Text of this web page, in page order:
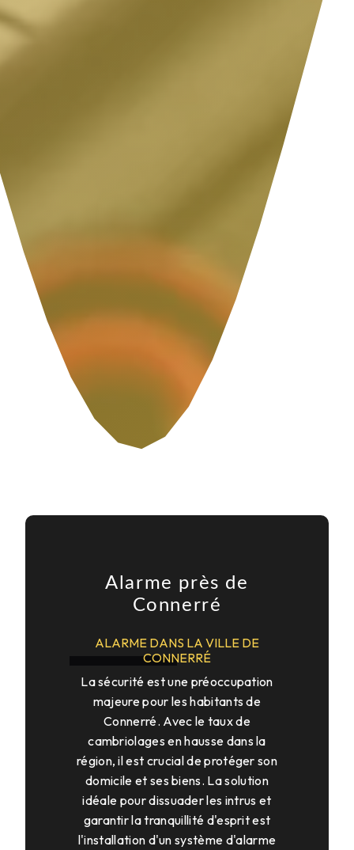
Alarme près de
Connerré
ALARME DANS LA VILLE DE
CONNERRÉ
La sécurité est une préoccupation
majeure pour les habitants de
Connerré. Avec le taux de
cambriolages en hausse dans la
région, il est crucial de protéger son
domicile et ses biens. La solution
idéale pour dissuader les intrus et
garantir la tranquillité d'esprit est
l'installation d'un système d'alarme